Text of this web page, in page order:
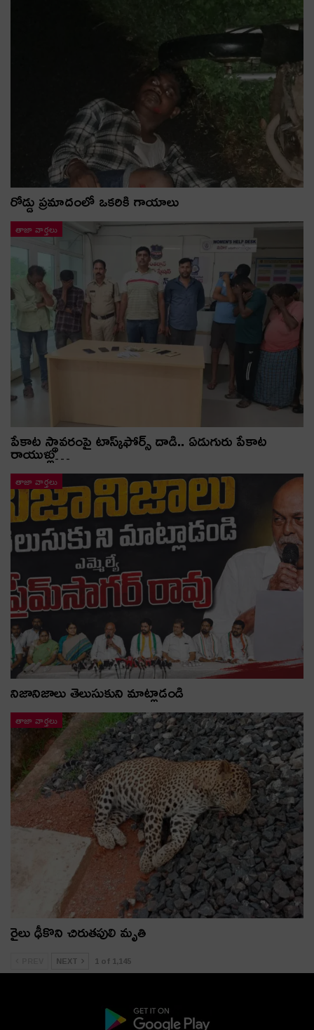
రోడ్డు ప్రమాదంలో ఒకరికి గాయాలు
తాజా వార్తలు
పేకాట స్థావరంపై టాస్క్‌ఫోర్స్ దాడి.. ఏడుగురు పేకాట
రాయుళ్లు…
తాజా వార్తలు
నిజానిజాలు తెలుసుకుని మాట్లాడండి
తాజా వార్తలు
రైలు ఢీకొని చిరుతపులి మృతి
NEXT 1 of 1,145